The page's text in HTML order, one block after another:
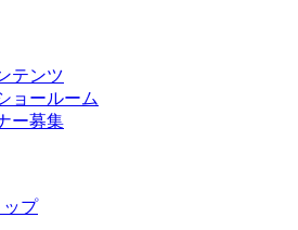
テンツ
ョールーム
ー募集
ップ